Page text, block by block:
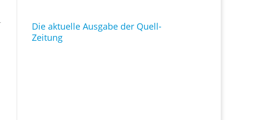
Die aktuelle Ausgabe der Quell-
Zeitung